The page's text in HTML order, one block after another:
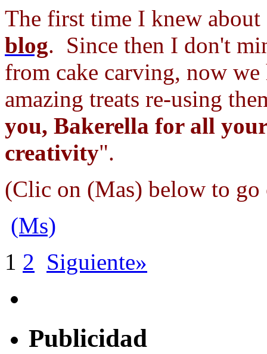
The first time I knew
blog. Since then I don't
from cake carving, now we
amazing treats re-using
you, Bakerella for all
creativity".
(Clic on (Mas) below to go
(Ms)
1 2 Siguiente»
Publicidad